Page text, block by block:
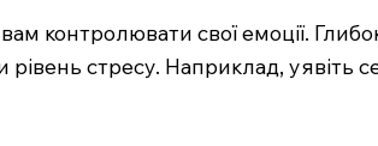
контролювати свої емоції.
стресу. Наприклад, уявіть